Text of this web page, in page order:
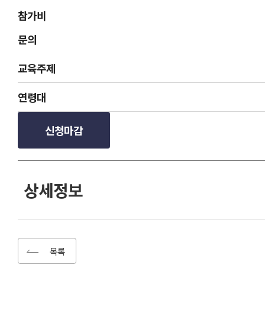
참가비
문의
교육주제
연령대
신청마감
상세정보
목록